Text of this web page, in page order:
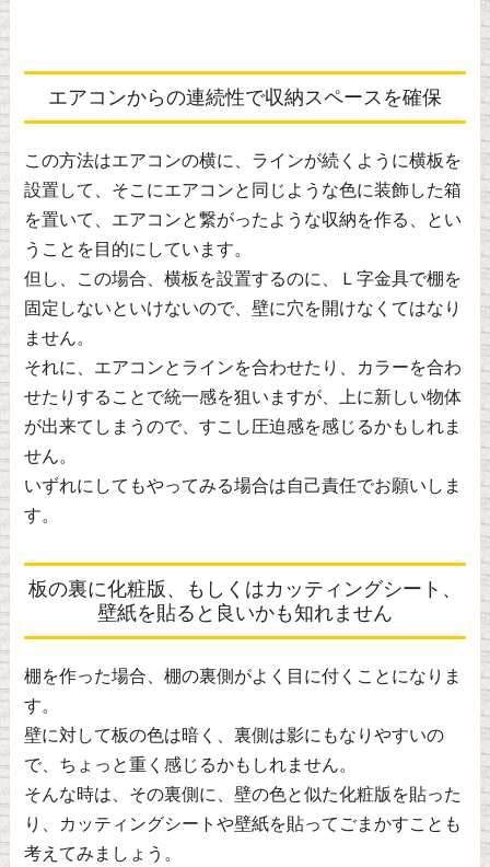
エアコンからの連続性で収納スペースを確保
この方法はエアコンの横に、ラインが続くように横板を
設置して、そこにエアコンと同じような色に装飾した箱
を置いて、エアコンと繋がったような収納を作る、とい
うことを目的にしています。
但し、この場合、横板を設置するのに、Ｌ字金具で棚を
固定しないといけないので、壁に穴を開けなくてはなり
ません。
それに、エアコンとラインを合わせたり、カラーを合わ
せたりすることで統一感を狙いますが、上に新しい物体
が出来てしまうので、すこし圧迫感を感じるかもしれま
せん。
いずれにしてもやってみる場合は自己責任でお願いしま
す。
板の裏に化粧版、もしくはカッティングシート、
壁紙を貼ると良いかも知れません
棚を作った場合、棚の裏側がよく目に付くことになりま
す。
壁に対して板の色は暗く、裏側は影にもなりやすいの
で、ちょっと重く感じるかもしれません。
そんな時は、その裏側に、壁の色と似た化粧版を貼った
り、カッティングシートや壁紙を貼ってごまかすことも
考えてみましょう。